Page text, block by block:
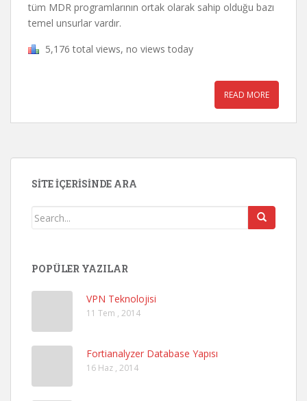
tüm MDR programlarının ortak olarak sahip olduğu bazı
temel unsurlar vardır.
5,176 total views, no views today
READ MORE
SITE İÇERISINDE ARA
POPÜLER YAZILAR
VPN Teknolojisi
11 Tem , 2014
Fortianalyzer Database Yapısı
16 Haz , 2014